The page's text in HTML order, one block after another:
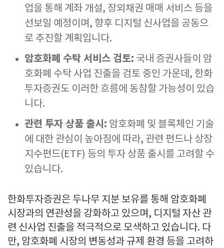
업을 통해 계좌 개설, 장외채권 매매 서비스 등을
선보일 예정이며, 향후 디지털 신사업을 공동으
로 추진할 계획입니다.
암호화폐 수탁 서비스 검토: 국내 증권사들이 암
호화폐 수탁 사업 진출을 검토 중인 가운데, 한화
투자증권도 이러한 흐름에 동참할 가능성이 있습
니다.
관련 투자 상품 출시: 암호화폐 및 블록체인 기술
에 대한 관심이 높아짐에 따라, 관련 펀드나 상장
지수펀드(ETF) 등의 투자 상품 출시를 고려할 수
있습니다.
한화투자증권은 두나무 지분 보유를 통해 암호화폐
시장과의 연관성을 강화하고 있으며, 디지털 자산 관
련 신사업 진출을 적극적으로 모색하고 있습니다. 다
만, 암호화폐 시장의 변동성과 규제 환경 등을 고려하